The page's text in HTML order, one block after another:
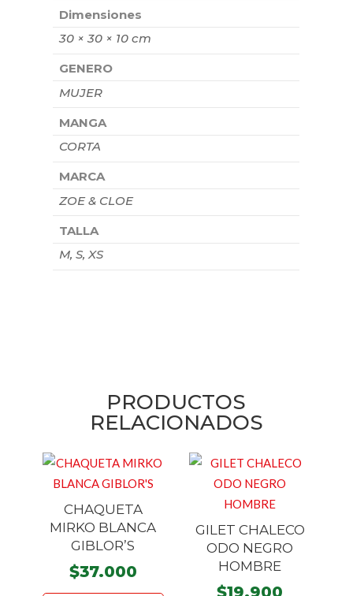
Dimensiones
30 × 30 × 10 cm
GENERO
MUJER
MANGA
CORTA
MARCA
ZOE & CLOE
TALLA
M, S, XS
PRODUCTOS
RELACIONADOS
CHAQUETA
MIRKO BLANCA
GIBLOR’S
$37.000
Este
GILET CHALECO
ODO NEGRO
HOMBRE
$19.900